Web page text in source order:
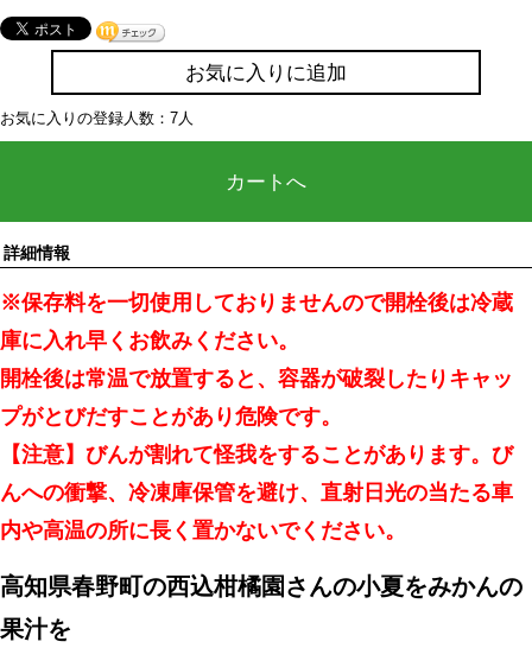
お気に入りに追加
お気に入りの登録人数：7人
カートへ
詳細情報
※保存料を一切使用しておりませんので開栓後は冷蔵
庫に入れ早くお飲みください。
開栓後は常温で放置すると、容器が破裂したりキャッ
プがとびだすことがあり危険です。
【注意】びんが割れて怪我をすることがあります。び
んへの衝撃、冷凍庫保管を避け、直射日光の当たる車
内や高温の所に長く置かないでください。
高知県春野町の西込柑橘園さんの小夏をみかんの
果汁を